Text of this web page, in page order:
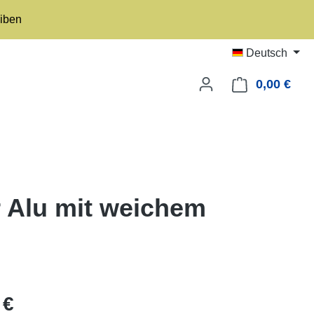
Deutsch
0,00 €
Alu mit weichem